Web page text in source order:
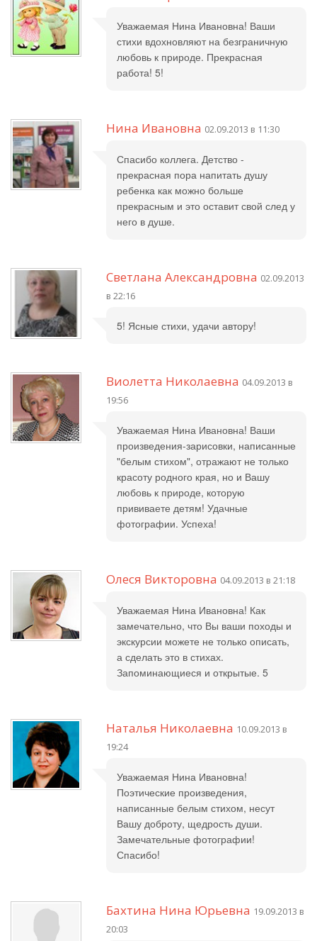
Уважаемая Нина Ивановна! Ваши
стихи вдохновляют на безграничную
любовь к природе. Прекрасная
работа! 5!
Нина Ивановна 02.09.2013 в 11:30
Спасибо коллега. Детство -
прекрасная пора напитать душу
ребенка как можно больше
прекрасным и это оставит свой след у
него в душе.
Светлана Александровна 02.09.2013
в 22:16
5! Ясные стихи, удачи автору!
Виолетта Николаевна 04.09.2013 в
19:56
Уважаемая Нина Ивановна! Ваши
произведения-зарисовки, написанные
"белым стихом", отражают не только
красоту родного края, но и Вашу
любовь к природе, которую
прививаете детям! Удачные
фотографии. Успеха!
Олеся Викторовна 04.09.2013 в 21:18
Уважаемая Нина Ивановна! Как
замечательно, что Вы ваши походы и
экскурсии можете не только описать,
а сделать это в стихах.
Запоминающиеся и открытые. 5
Наталья Николаевна 10.09.2013 в
19:24
Уважаемая Нина Ивановна!
Поэтические произведения,
написанные белым стихом, несут
Вашу доброту, щедрость души.
Замечательные фотографии!
Спасибо!
Бахтина Нина Юрьевна 19.09.2013 в
20:03